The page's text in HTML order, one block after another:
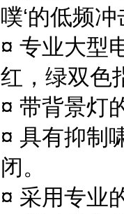
噗‘的低频
¤ 专业大型
红，绿双色
¤ 带背景灯
¤ 具有抑制
闭。
¤ 采用专业